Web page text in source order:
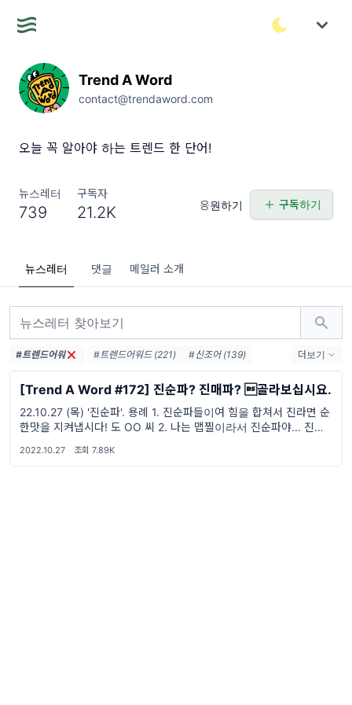
Trend A Word
contact@trendaword.com
오늘 꼭 알아야 하는 트렌드 한 단어!
뉴스레터
739
구독자
21.2K 응원하기 구독하기
뉴스레터 댓글 메일러 소개
#트렌드어워 #트렌드어워드 (221)
#신조어 (139)
#trendaword (117)
#유행어 (57)
#휴재 (29)
#트렌드어워드뉴스레터 (27)
#요즘밈 (27)
#트렌드어워드레터 (27)
#2026밈 (26)
#밈 (24)
#MZ세대 (23)
#밈추천 (22)
#하루휴재 (18)
더보기
[Trend A Word #172] 진순파? 진매파? 골라보십시요.
22.10.27 (목) '진순파'. 용례 1. 진순파들이여 힘을 합쳐서 진라면 순
한맛을 지켜냅시다! 도 OO 씨 2. 나는 맵찔이라서 진순파야... 진매
2022.10.27 · 조회 7.89K